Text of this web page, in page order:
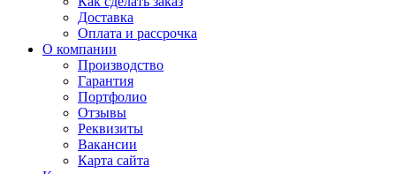
Доставка
Оплата и рассрочка
О компании
Производство
Гарантия
Портфолио
Отзывы
Реквизиты
Вакансии
Карта сайта